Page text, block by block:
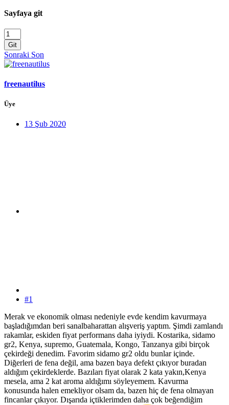
Sayfaya git
Git
Sonraki Son
freenautilus
Üye
13 Şub 2020
#1
Merak ve ekonomik olması nedeniyle evde kendim kavurmaya
başladığımdan beri sanalbaharattan alışveriş yaptım. Şimdi zamlandı
rakamlar, eskiden fiyat performans daha iyiydi. Kostarika, sidamo
gr2, Kenya, supremo, Guatemala, Kongo, Tanzanya gibi birçok
çekirdeği denedim. Favorim sidamo gr2 oldu bunlar içinde.
Diğerleri de fena değil, ama bazen baya defekt çıkıyor buradan
aldığım çekirdeklerde. Bazıları fiyat olarak 2 kata yakın,Kenya
mesela, ama 2 kat aroma aldığımı söyleyemem. Kavurma
konusunda halen emekliyor olsam da, bazen hiç de fena olmayan
fincanlar çıkıyor. Dışarıda içtiklerimden daha çok beğendiğim